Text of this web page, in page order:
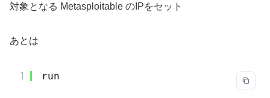
対象となる Metasploitable のIPをセット
あとは
1 run